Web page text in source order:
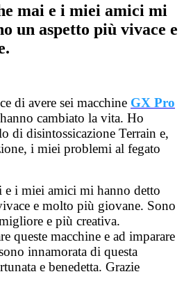
mai e i miei amici mi
un aspetto più vivace e
di avere sei macchine GX Pro
cambiato la vita. Ho
di disintossicazione Terrain e,
i miei problemi al fegato
e i miei amici mi hanno detto
e molto più giovane. Sono
e più creativa.
queste macchine e ad imparare
innamorata di questa
e benedetta. Grazie